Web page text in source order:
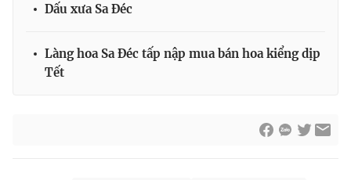
VTV9
Dấu xưa Sa Đéc
Làng hoa Sa Đéc tấp nập mua bán hoa kiểng dịp
Tết